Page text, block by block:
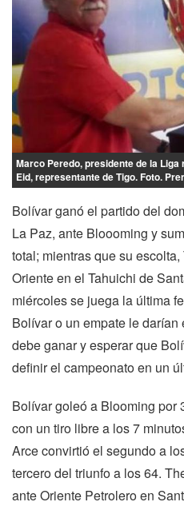
Marco Peredo, presidente de la
Eid, representante de Tigo. Foto.
Bolívar ganó el partido del
La Paz, ante Bloooming y
total; mientras que su
Oriente en el Tahuichi de
miércoles se juega la última
Bolívar o un empate le
debe ganar y esperar que
definir el campeonato en un
Bolívar goleó a Blooming por
con un tiro libre a los 7
Arce convirtió el segundo a
tercero del triunfo a los 64.
ante Oriente Petrolero en